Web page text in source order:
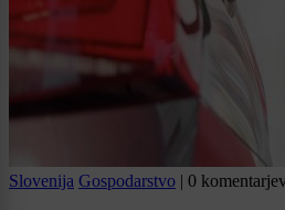
Slovenija Gospodarstvo | 0